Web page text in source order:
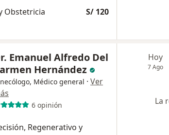
Obstetricia S/ 120
Emanuel Alfredo Del
Hernández
Médico general · Ver
6 opinión
Regenerativo y
Hoy
7 Ago
La